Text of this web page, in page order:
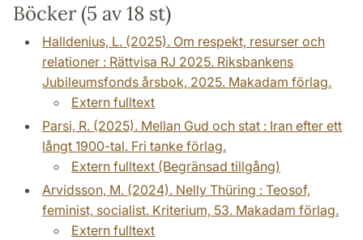
Böcker (5 av 18 st)
Halldenius, L. (2025). Om respekt, resurser och
relationer : Rättvisa RJ 2025. Riksbankens
Jubileumsfonds årsbok, 2025. Makadam förlag.
Extern fulltext
Parsi, R. (2025). Mellan Gud och stat : Iran efter ett
långt 1900-tal. Fri tanke förlag.
Extern fulltext (Begränsad tillgång)
Arvidsson, M. (2024). Nelly Thüring : Teosof,
feminist, socialist. Kriterium, 53. Makadam förlag.
Extern fulltext